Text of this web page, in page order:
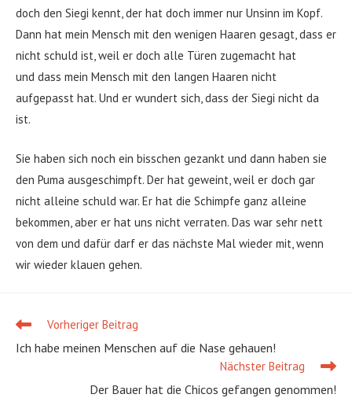
doch den Siegi kennt, der hat doch immer nur Unsinn im Kopf.
Dann hat mein Mensch mit den wenigen Haaren gesagt, dass er
nicht schuld ist, weil er doch alle Türen zugemacht hat
und dass mein Mensch mit den langen Haaren nicht
aufgepasst hat. Und er wundert sich, dass der Siegi nicht da
ist.
Sie haben sich noch ein bisschen gezankt und dann haben sie
den Puma ausgeschimpft. Der hat geweint, weil er doch gar
nicht alleine schuld war. Er hat die Schimpfe ganz alleine
bekommen, aber er hat uns nicht verraten. Das war sehr nett
von dem und dafür darf er das nächste Mal wieder mit, wenn
wir wieder klauen gehen.
Weitere
ansehen
Vorheriger Beitrag
Ich habe meinen Menschen auf die Nase gehauen!
Nächster Beitrag
Der Bauer hat die Chicos gefangen genommen!